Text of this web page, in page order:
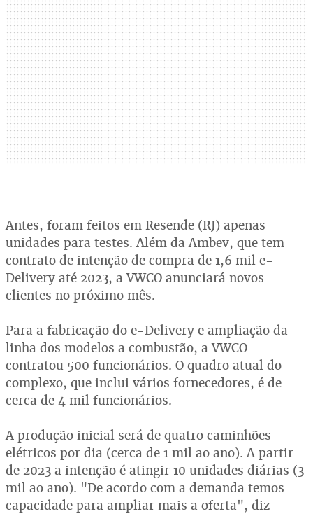
Antes, foram feitos em Resende (RJ) apenas
unidades para testes. Além da Ambev, que tem
contrato de intenção de compra de 1,6 mil e-
Delivery até 2023, a VWCO anunciará novos
clientes no próximo mês.
Para a fabricação do e-Delivery e ampliação da
linha dos modelos a combustão, a VWCO
contratou 500 funcionários. O quadro atual do
complexo, que inclui vários fornecedores, é de
cerca de 4 mil funcionários.
A produção inicial será de quatro caminhões
elétricos por dia (cerca de 1 mil ao ano). A partir
de 2023 a intenção é atingir 10 unidades diárias (3
mil ao ano). "De acordo com a demanda temos
capacidade para ampliar mais a oferta", diz